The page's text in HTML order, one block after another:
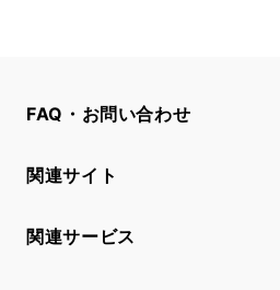
FAQ・お問い合わせ
関連サイト
関連サービス